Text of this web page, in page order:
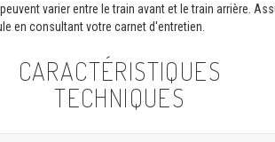
varier entre le train avant et le train arrière.
en consultant votre carnet d'entretien.
CARACTÉRISTIQUES
TECHNIQUES